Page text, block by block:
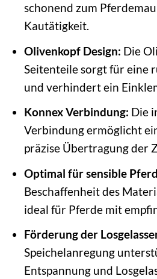
schonend zum
Kautätigkeit.
Olivenkopf Design: Die
Seitenteile sorgt für eine
und verhindert ein
Konnex Verbindung: Die
Verbindung ermöglicht
präzise Übertragung der
Optimal für sensible
Beschaffenheit des
ideal für Pferde mit
Förderung der
Speichelanregung
Entspannung und